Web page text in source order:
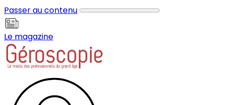
Passer au contenu
Le magazine
Panneau de gestion des cookies